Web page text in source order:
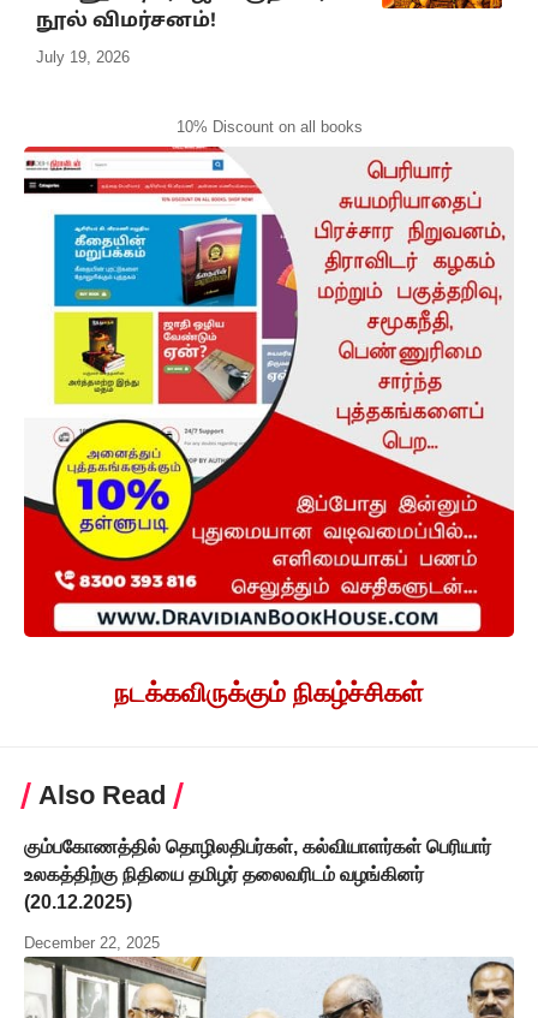
நூல் விமர்சனம்!
July 19, 2026
10% Discount on all books
நடக்கவிருக்கும் நிகழ்ச்சிகள்
Also Read
கும்பகோணத்தில் தொழிலதிபர்கள், கல்வியாளர்கள் பெரியார்
உலகத்திற்கு நிதியை தமிழர் தலைவரிடம் வழங்கினர்
(20.12.2025)
December 22, 2025